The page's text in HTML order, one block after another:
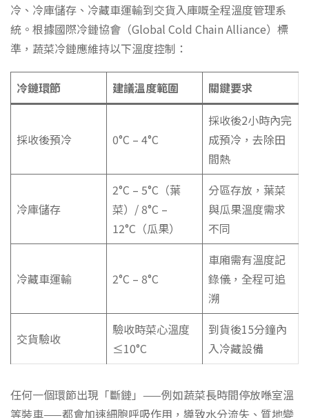
冷、冷庫儲存、冷藏車運輸到交貨入庫嘅全程溫度管理系
統。根據國際冷鏈協會（Global Cold Chain Alliance）標
準，蔬菜冷鏈應維持以下溫度控制：
冷鏈環節 建議溫度範圍 關鍵要求
採收後預冷 0°C – 4°C
採收後2小時內完
成預冷，去除田
間熱
冷庫儲存
2°C – 5°C（葉
菜）/ 8°C –
12°C（瓜果）
分區存放，葉菜
與瓜果溫度需求
不同
冷藏車運輸 2°C – 8°C
車廂需有溫度記
錄儀，全程可追
溯
交貨驗收
驗收時菜心溫度
≤10°C
到貨後15分鐘內
入冷藏設備
任何一個環節出現「斷鏈」——例如蔬菜長時間停放喺室溫
等裝車——都會加速細胞呼吸作用，導致水分流失、質地變